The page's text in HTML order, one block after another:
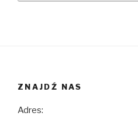
ZNAJDŹ NAS
Adres: